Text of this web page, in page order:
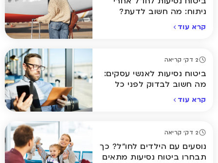
ניתוח: מה חשוב לדעת?
קרא עוד
2 דק' קריאה
ביטוח נסיעות לאנשי עסקים:
מה חשוב לבדוק לפני כל
קרא עוד
2 דק' קריאה
נוסעים עם הילדים לחו"ל? כך
תבחרו ביטוח נסיעות מתאים